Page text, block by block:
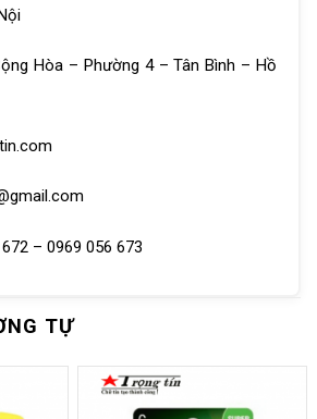
Hòa – Phường 4 – Tân Bình – Hồ
– 0969 056 673
TỰ